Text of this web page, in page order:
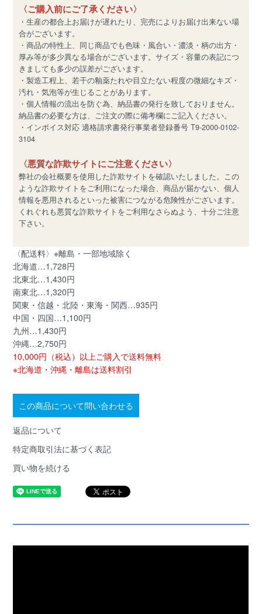
〈ご購入前にご了承ください〉
・生産の都合上お届けが遅れたり、完売によりお届け出来ない場
合がございます。
・商品の特性上、同じ商品でも色味・風合い・濃淡・柄の出方・
厚み等が多少異なる場合がございます。サイズ・容量の表記につ
きましても多少の誤差がございます。
・製造工程上、若干の釉薬たれや目立たない程度の微細なキズ・
汚れ・気泡等が生じることがあります。
・個人情報の流出を防ぐ為、納品書の発行を致しておりません。
納品書の必要な方は、ご注文の際に備考欄にご記入ください。
・インボイス対応 適格請求書発行事業者登録番号 T9-2000-0102-
3104
〈悪質な詐欺サイトにご注意ください〉
弊社の会社概要を使用した詐欺サイトを確認いたしました。この
ような詐欺サイトをご利用になった場合、商品が届かない、個人
情報を悪用されるといった被害につながる危険性がございます。
くれぐれも悪質な詐欺サイトをご利用なさらぬよう、十分ご注意
下さい。
〈配送料〉※離島・一部地域除く
北海道…1,728円
北東北…1,430円
南東北…1,320円
関東・信越・北陸・東海・関西…935円
中国・四国…1,100円
九州…1,430円
沖縄…2,750円
10,000円（税込）以上ご購入で送料無料
※北海道・沖縄・離島は送料割引
この商品について問い合わせる
返品について
特定商取引法に基づく表記
買い物を続ける